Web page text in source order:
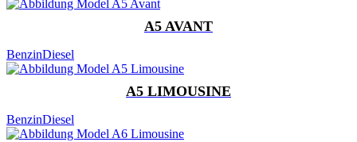
A5 AVANT
BenzinDiesel
A5 LIMOUSINE
BenzinDiesel